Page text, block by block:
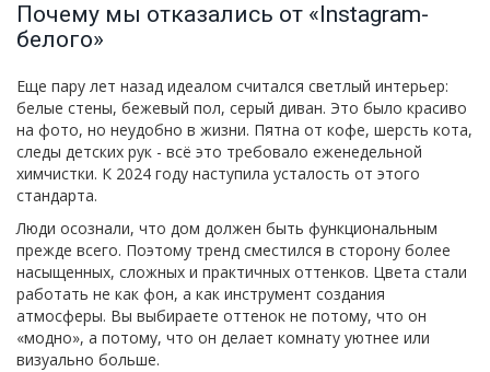
Почему мы отказались от «Instagram-
белого»
Еще пару лет назад идеалом считался светлый интерьер:
белые стены, бежевый пол, серый диван. Это было красиво
на фото, но неудобно в жизни. Пятна от кофе, шерсть кота,
следы детских рук - всё это требовало еженедельной
химчистки. К 2024 году наступила усталость от этого
стандарта.
Люди осознали, что дом должен быть функциональным
прежде всего. Поэтому тренд сместился в сторону более
насыщенных, сложных и практичных оттенков. Цвета стали
работать не как фон, а как инструмент создания
атмосферы. Вы выбираете оттенок не потому, что он
«модно», а потому, что он делает комнату уютнее или
визуально больше.